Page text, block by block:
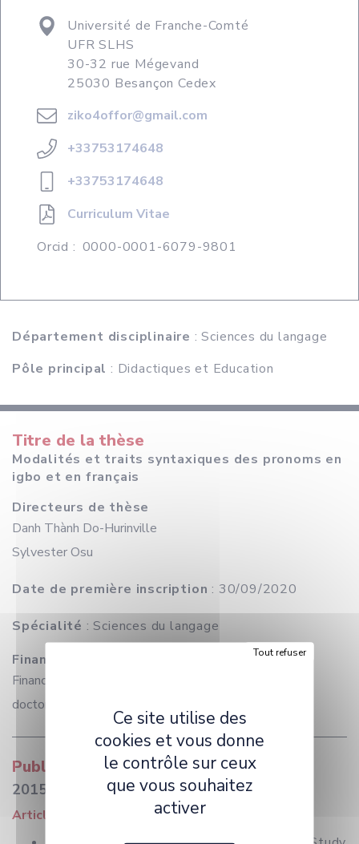
Université de Franche-Comté
UFR SLHS
30-32 rue Mégevand
25030 Besançon Cedex
ziko4offor@gmail.com
+33753174648
+33753174648
Curriculum Vitae
Orcid : 0000-0001-6079-9801
Département disciplinaire : Sciences du langage
Pôle principal : Didactiques et Education
Titre de la thèse
Modalités et traits syntaxiques des pronoms en
igbo et en français
Directeurs de thèse
Danh Thành Do-Hurinville
Sylvester Osu
Date de première inscription : 30/09/2020
Spécialité : Sciences du langage
Financement
Financement par gouvernements étrangers pour les
doctorants étrangers
Publications
2015
Article dans une revue
Ce site utilise des
cookies et vous donne
le contrôle sur ceux
que vous souhaitez
activer
Tout refuser